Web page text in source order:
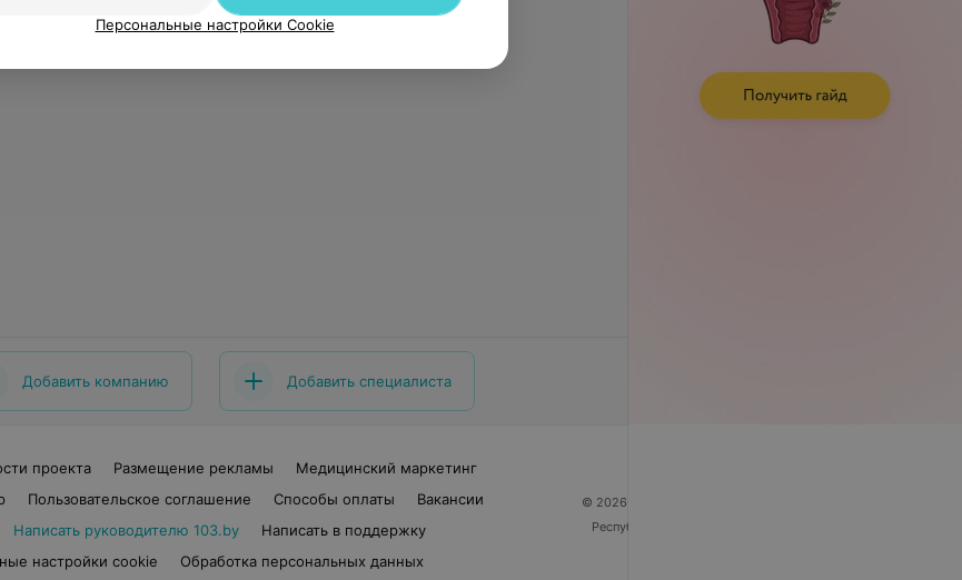
Добавить компанию Добавить специалиста
проекта Размещение рекламы
Медицинский маркетинг
Пользовательское соглашение Способы оплаты
Вакансии
Написать руководителю 103.by
Написать в поддержку
настройки cookie
Обработка персональных данных
© 2026 ООО «Артокс Лаб», УНП 191700409
Республика Беларусь, г. Минск, улица Толбухина, 2,
Персональные настройки Cookie